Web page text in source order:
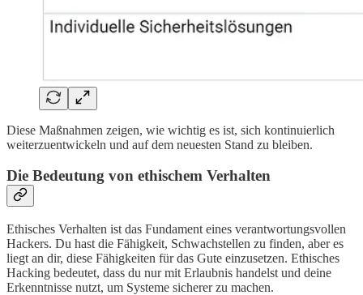
Diese Maßnahmen zeigen, wie wichtig es ist, sich kontinuierlich
weiterzuentwickeln und auf dem neuesten Stand zu bleiben.
Die Bedeutung von ethischem Verhalten
Ethisches Verhalten ist das Fundament eines verantwortungsvollen
Hackers. Du hast die Fähigkeit, Schwachstellen zu finden, aber es
liegt an dir, diese Fähigkeiten für das Gute einzusetzen. Ethisches
Hacking bedeutet, dass du nur mit Erlaubnis handelst und deine
Erkenntnisse nutzt, um Systeme sicherer zu machen.